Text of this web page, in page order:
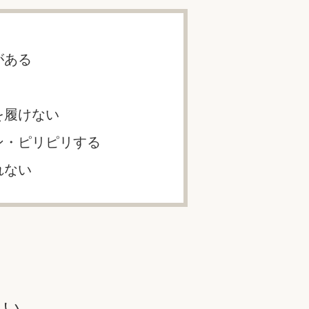
る
けない
ピリピリする
ない